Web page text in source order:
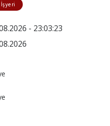
- 23:03:23